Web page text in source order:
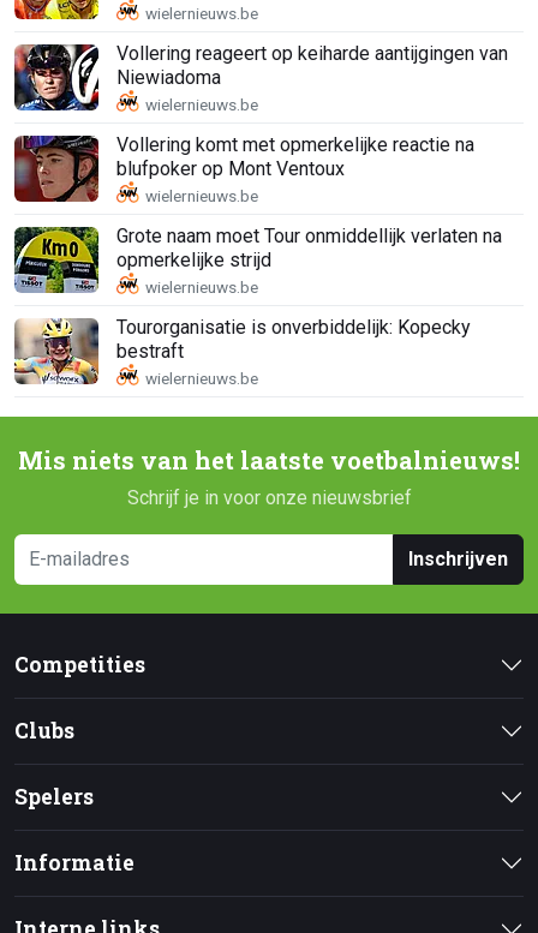
Vollering reageert op keiharde aantijgingen van
Niewiadoma
Vollering komt met opmerkelijke reactie na
blufpoker op Mont Ventoux
Grote naam moet Tour onmiddellijk verlaten na
opmerkelijke strijd
Tourorganisatie is onverbiddelijk: Kopecky
bestraft
Mis niets van het laatste voetbalnieuws!
Schrijf je in voor onze nieuwsbrief
Inschrijven
Competities
Clubs
Spelers
Informatie